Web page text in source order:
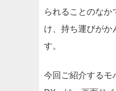
られることのな
け、持ち運びがか
す。
今回ご紹介するモ